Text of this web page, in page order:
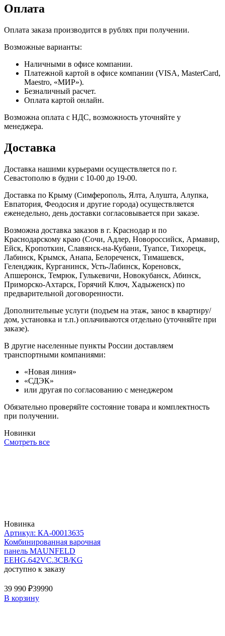
Оплата
Оплата заказа производится в рублях при получении.
Возможные варианты:
Наличными в офисе компании.
Платежной картой в офисе компании (VISA, MasterCard,
Maestro, «МИР»).
Безналичный расчет.
Оплата картой онлайн.
Возможна оплата с НДС, возможность уточняйте у
менеджера.
Доставка
Доставка нашими курьерами осуществляется по г.
Севастополю в будни с 10-00 до 19-00.
Доставка по Крыму (Симферополь, Ялта, Алушта, Алупка,
Евпатория, Феодосия и другие города) осуществляется
еженедельно, день доставки согласовывается при заказе.
Возможна доставка заказов в г. Краснодар и по
Краснодарскому краю (Сочи, Адлер, Новороссийск, Армавир,
Ейск, Кропоткин, Славянск-на-Кубани, Туапсе, Тихорецк,
Лабинск, Крымск, Анапа, Белореченск, Тимашевск,
Геленджик, Курганинск, Усть-Лабинск, Кореновск,
Апшеронск, Темрюк, Гулькевичи, Новокубанск, Абинск,
Приморско-Ахтарск, Горячий Ключ, Хадыженск) по
предварительной договоренности.
Дополнительные услуги (подъем на этаж, занос в квартиру/
дом, установка и т.п.) оплачиваются отдельно (уточняйте при
заказе).
В другие населенные пункты России доставляем
транспортными компаниями:
«Новая линия»
«СДЭК»
или другая по согласованию с менеджером
Обязательно проверяйте состояние товара и комплектность
при получении.
Новинки
Смотреть все
Новинка
Артикул: КА-00013635
Комбинированная варочная
панель MAUNFELD
EEHG.642VC.3CB/KG
доступно к заказу
39 990 ₽39990
В корзину